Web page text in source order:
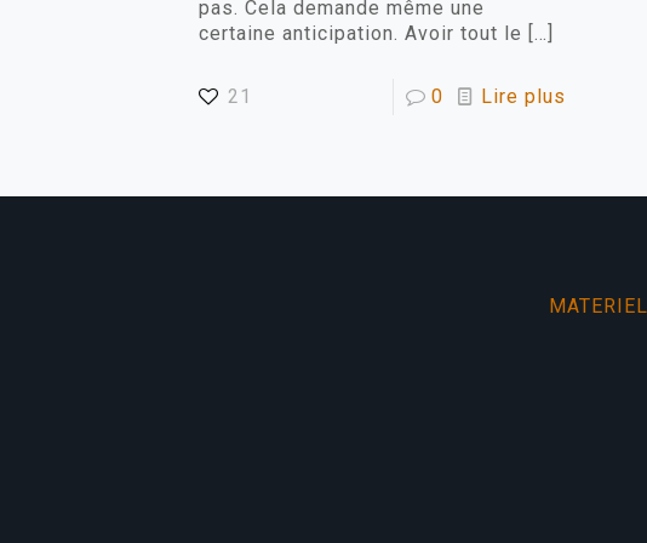
pas. Cela demande même une
certaine anticipation. Avoir tout le […]
21 0 Lire plus
MATERIEL